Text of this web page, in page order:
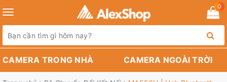
Toggle
navigation
0
CAMERA TRONG NHÀ CAMERA NGOÀI TRỜI